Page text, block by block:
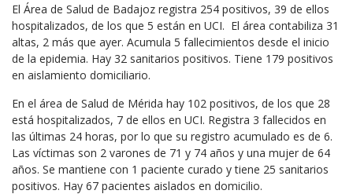
El Área de Salud de Badajoz registra 254 positivos, 39 de ellos
hospitalizados, de los que 5 están en UCI. El área contabiliza 31
altas, 2 más que ayer. Acumula 5 fallecimientos desde el inicio
de la epidemia. Hay 32 sanitarios positivos. Tiene 179 positivos
en aislamiento domiciliario.
En el área de Salud de Mérida hay 102 positivos, de los que 28
está hospitalizados, 7 de ellos en UCI. Registra 3 fallecidos en
las últimas 24 horas, por lo que su registro acumulado es de 6.
Las víctimas son 2 varones de 71 y 74 años y una mujer de 64
años. Se mantiene con 1 paciente curado y tiene 25 sanitarios
positivos. Hay 67 pacientes aislados en domicilio.